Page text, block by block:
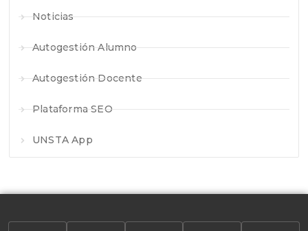
Noticias
Autogestión Alumno
Autogestión Docente
Plataforma SEO
UNSTA App